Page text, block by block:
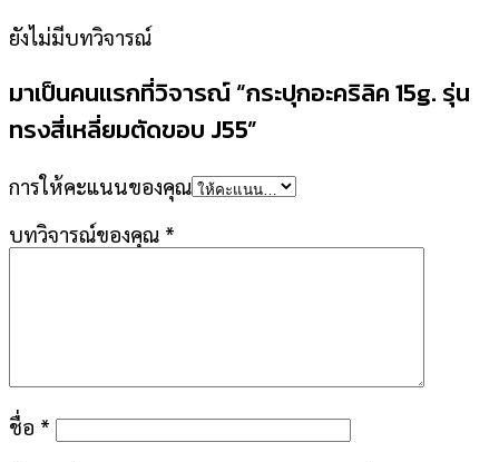
ยังไม่มีบทวิจารณ์
มาเป็นคนแรกที่วิจารณ์ “กระปุกอะคริลิค 15g. รุ่น
ทรงสี่เหลี่ยมตัดขอบ J55”
การให้คะแนนของคุณ
บทวิจารณ์ของคุณ *
ชื่อ *